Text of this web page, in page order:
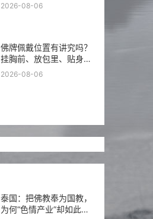
攻略教你如何玩转泰国~
2024-09-18